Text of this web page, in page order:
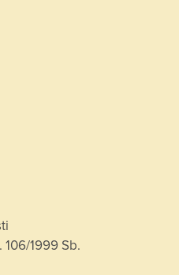
1999 Sb.